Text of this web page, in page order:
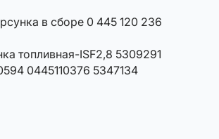
в сборе 0 445 120 236
топливная-ISF2,8 5309291
0445110376 5347134